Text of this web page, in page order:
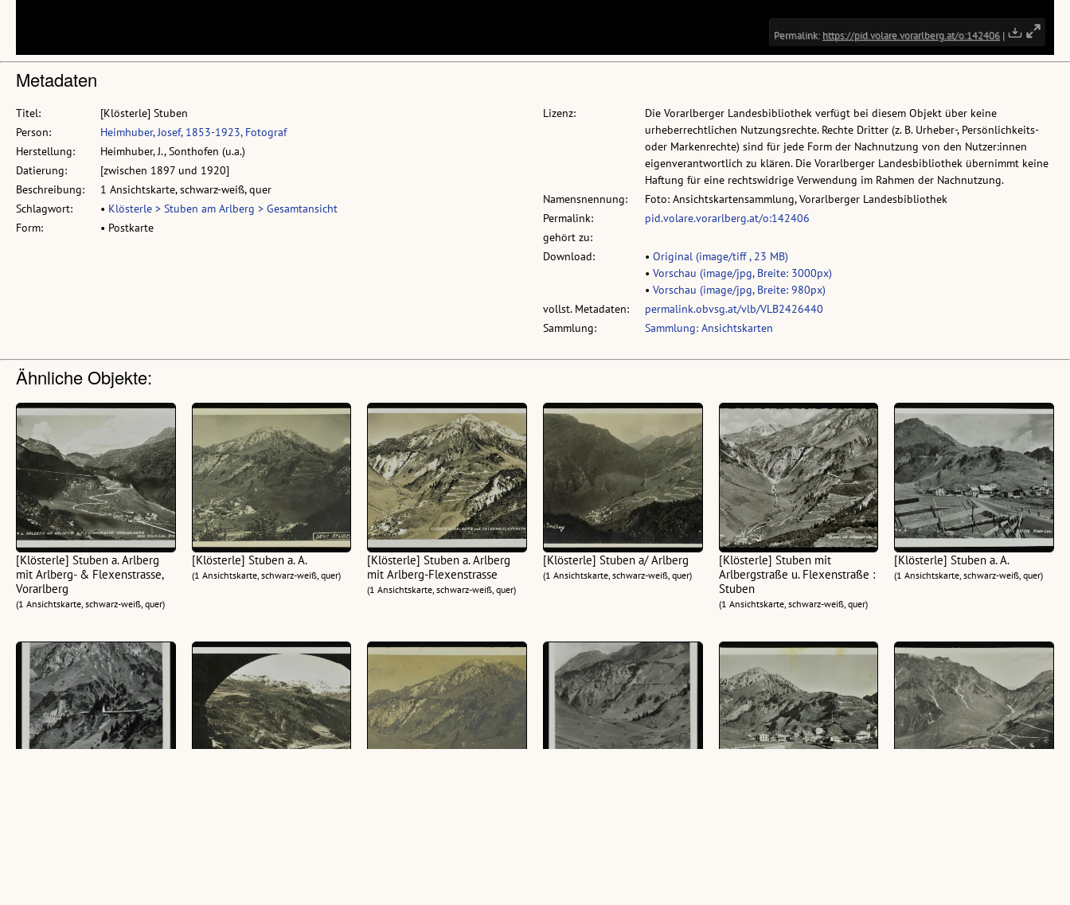
Metadaten
Titel:
[Klösterle] Stuben
Person:
Heimhuber, Josef, 1853-1923, Fotograf
Herstellung:
Heimhuber, J., Sonthofen (u.a.)
Datierung:
[zwischen 1897 und 1920]
Beschreibung:
1 Ansichtskarte, schwarz-weiß, quer
Schlagwort:
• Klösterle > Stuben am Arlberg > Gesamtansicht
Form:
• Postkarte
Lizenz:
Die Vorarlberger Landesbibliothek verfügt bei diesem Objekt über keine
urheberrechtlichen Nutzungsrechte. Rechte Dritter (z. B. Urheber-, Persönlichkeits-
oder Markenrechte) sind für jede Form der Nachnutzung von den Nutzer:innen
eigenverantwortlich zu klären. Die Vorarlberger Landesbibliothek übernimmt keine
Haftung für eine rechtswidrige Verwendung im Rahmen der Nachnutzung.
Namensnennung:
Foto: Ansichtskartensammlung, Vorarlberger Landesbibliothek
Permalink:
pid.volare.vorarlberg.at/o:142406
gehört zu:
Download:
• Original (image/tiff , 23 MB)
• Vorschau (image/jpg, Breite: 3000px)
• Vorschau (image/jpg, Breite: 980px)
vollst. Metadaten:
permalink.obvsg.at/vlb/VLB2426440
Sammlung:
Sammlung: Ansichtskarten
Ähnliche Objekte:
[Klösterle] Stuben a. Arlberg
mit Arlberg- & Flexenstrasse,
Vorarlberg
(1 Ansichtskarte, schwarz-weiß, quer)
[Klösterle] Stuben a. A.
(1 Ansichtskarte, schwarz-weiß, quer)
[Klösterle] Stuben a. Arlberg
mit Arlberg-Flexenstrasse
(1 Ansichtskarte, schwarz-weiß, quer)
[Klösterle] Stuben a/ Arlberg
(1 Ansichtskarte, schwarz-weiß, quer)
[Klösterle] Stuben mit
Arlbergstraße u. Flexenstraße :
Stuben
(1 Ansichtskarte, schwarz-weiß, quer)
[Klösterle] Stuben a. A.
(1 Ansichtskarte, schwarz-weiß, quer)